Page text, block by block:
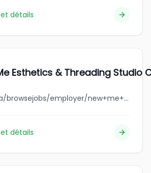
détails
Esthetics & Threading Studio
jobbank.gc.ca/browsejobs/employer/new+me+esthetics+%26+threading+studio+corporation/ca
détails